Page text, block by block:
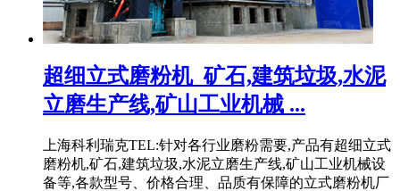
超细立式磨粉机_矿石,建筑垃圾,水泥
立磨生产线,矿山工业机械 ...
上海科利瑞克TEL:针对各行业磨粉需要,产品有超细立式
磨粉机,矿石,建筑垃圾,水泥立磨生产线,矿山工业机械设
备等,各款型号、价格合理、品质有保障的立式磨粉机厂